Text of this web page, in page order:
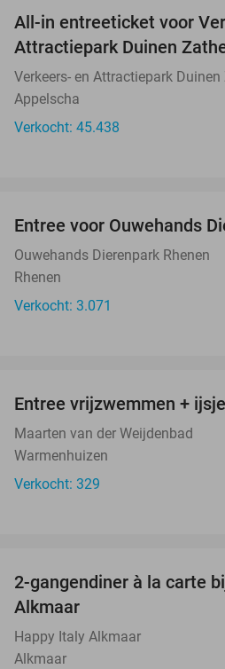
All-in entreeticket voor
Attractiepark Duinen
Verkeers- en Attractiepark Duinen
Appelscha
Verkocht: 45.438
Entree voor Ouwehands
Ouwehands Dierenpark Rhenen
Rhenen
Verkocht: 3.071
Entree vrijzwemmen +
Maarten van der Weijdenbad
Warmenhuizen
Verkocht: 329
2-gangendiner à la carte
Alkmaar
Happy Italy Alkmaar
Alkmaar